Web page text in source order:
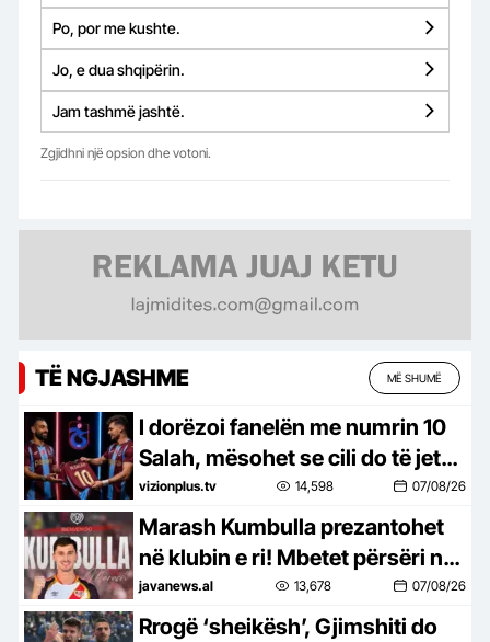
Po, por me kushte.
Jo, e dua shqipërin.
Jam tashmë jashtë.
Zgjidhni një opsion dhe votoni.
TË NGJASHME MË SHUMË
I dorëzoi fanelën me numrin 10
Salah, mësohet se cili do të jetë
numri i ri në shpinën e Muçit
vizionplus.tv 14,598 07/08/26
Marash Kumbulla prezantohet
në klubin e ri! Mbetet përsëri në
Spanjë, por ndërron ekip
javanews.al 13,678 07/08/26
Rrogë ‘sheikësh’, Gjimshiti do